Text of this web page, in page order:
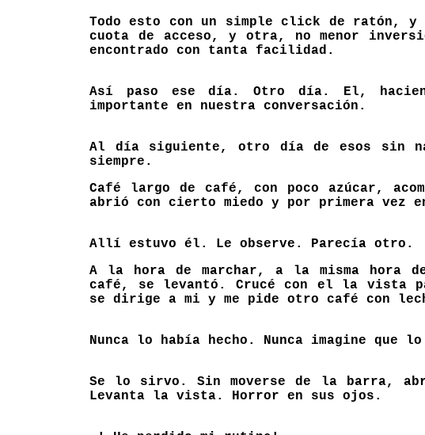
Todo esto con un simple click de ratón, y
cuota de acceso, y otra, no menor
encontrado con tanta facilidad.
Así paso ese día. Otro día. El,
importante en nuestra conversación.
Al día siguiente, otro día de esos sin
siempre.
Café largo de café, con poco azúcar,
abrió con cierto miedo y por primera
Allí estuvo él. Le observe. Parecía otro.
A la hora de marchar, a la misma hora de
café, se levantó. Crucé con el la vista
se dirige a mi y me pide otro café con
Nunca lo había hecho. Nunca imagine que
Se lo sirvo. Sin moverse de la barra,
Levanta la vista. Horror en sus ojos.